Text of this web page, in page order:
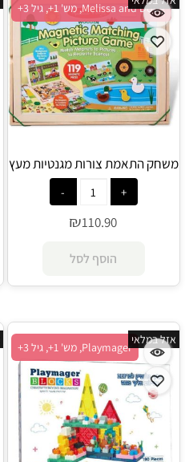
Melissa and Doug, מש' 1+, גיל 3+
משחק התאמת צורות מגנטיות מעץ
₪110.90
הוסף לסל
Playmager, מש' 1+, גיל 3+
אזל במלאי